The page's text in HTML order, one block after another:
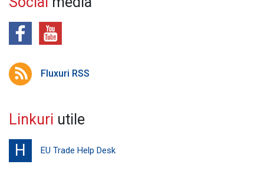
Fluxuri RSS
Linkuri utile
H EU Trade Help Desk